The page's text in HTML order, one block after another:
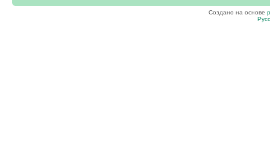
Создано на основе